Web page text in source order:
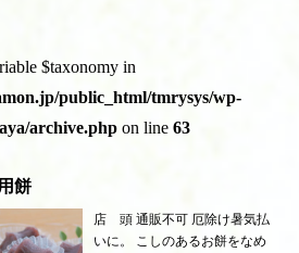
$taxonomy in
public_html/tmrysys/wp-
archive.php on line 63
餅
店 頭 通販不可 厄除け暑気払
いに。 こしのあるお餅をなめ